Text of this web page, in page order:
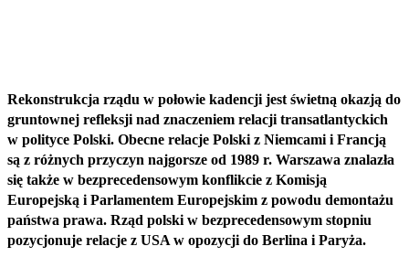
Rekonstrukcja rządu w połowie kadencji jest świetną okazją do
gruntownej refleksji nad znaczeniem relacji transatlantyckich
w polityce Polski. Obecne relacje Polski z Niemcami i Francją
są z różnych przyczyn najgorsze od 1989 r. Warszawa znalazła
się także w bezprecedensowym konflikcie z Komisją
Europejską i Parlamentem Europejskim z powodu demontażu
państwa prawa. Rząd polski w bezprecedensowym stopniu
pozycjonuje relacje z USA w opozycji do Berlina i Paryża.